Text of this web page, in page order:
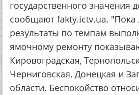
государственного значения
сообщают fakty.ictv.ua.
результаты по темпам
ямочному ремонту
Кировоградская,
Черниговская, Донецкая и
области. Беспокойство